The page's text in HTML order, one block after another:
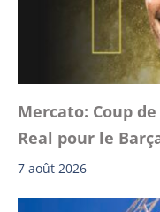
Mercato: Coup
Real pour le
7 août 2026